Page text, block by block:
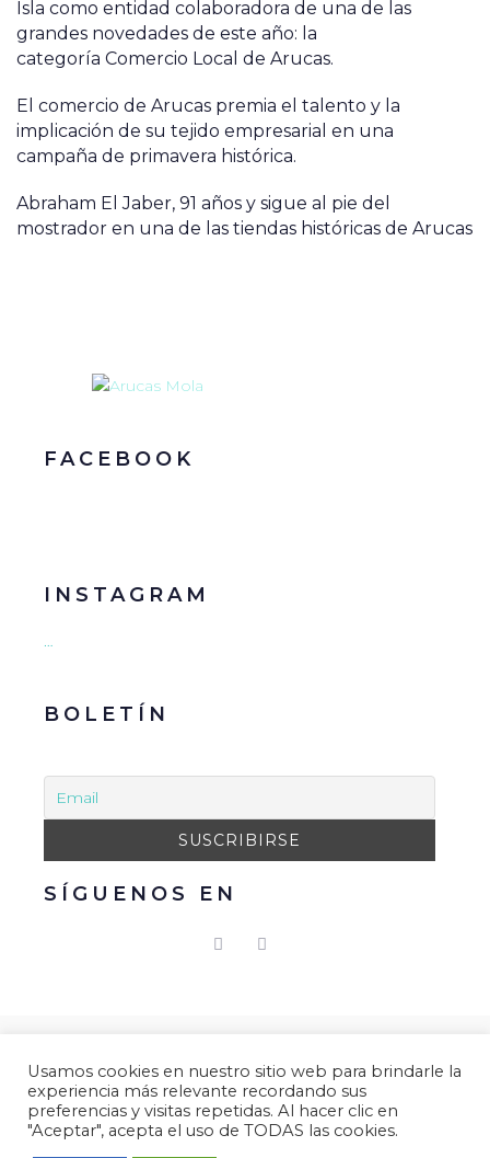
Isla como entidad colaboradora de una de las
grandes novedades de este año: la
categoría Comercio Local de Arucas.
El comercio de Arucas premia el talento y la
implicación de su tejido empresarial en una
campaña de primavera histórica.
Abraham El Jaber, 91 años y sigue al pie del
mostrador en una de las tiendas históricas de Arucas
FACEBOOK
INSTAGRAM
…
BOLETÍN
SÍGUENOS EN
© 2021 Gacmark – Arucas Mola. Todos los derechos
reservados.
Aviso Legal|Política de Privacidad|Política de
Cookies.
Usamos cookies en nuestro sitio web para brindarle la
experiencia más relevante recordando sus
preferencias y visitas repetidas. Al hacer clic en
"Aceptar", acepta el uso de TODAS las cookies.